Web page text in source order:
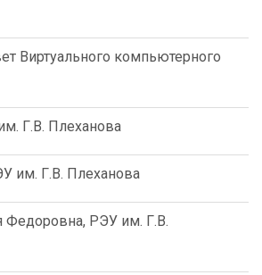
Виртуального компьютерного
Г.В. Плеханова
им. Г.В. Плеханова
Федоровна, РЭУ им. Г.В.